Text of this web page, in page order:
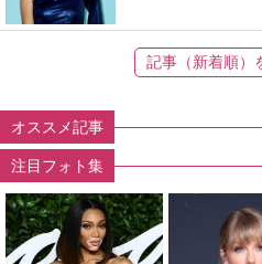
記事（新着順）
オススメ記事
注目フォト集